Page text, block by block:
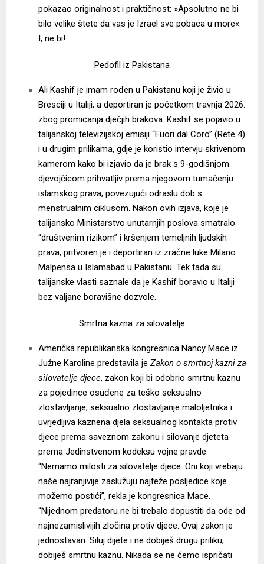
pokazao originalnost i praktičnost: »Apsolutno ne bi
bilo velike štete da vas je Izrael sve pobaca u more«.
I, ne bi!
Pedofil iz Pakistana
Ali Kashif je imam rođen u Pakistanu koji je živio u
Bresciji u Italiji, a deportiran je početkom travnja 2026.
zbog promicanja dječjih brakova. Kashif se pojavio u
talijanskoj televizijskoj emisiji “Fuori dal Coro” (Rete 4)
i u drugim prilikama, gdje je koristio intervju skrivenom
kamerom kako bi izjavio da je brak s 9-godišnjom
djevojčicom prihvatljiv prema njegovom tumačenju
islamskog prava, povezujući odraslu dob s
menstrualnim ciklusom. Nakon ovih izjava, koje je
talijansko Ministarstvo unutarnjih poslova smatralo
“društvenim rizikom” i kršenjem temeljnih ljudskih
prava, pritvoren je i deportiran iz zračne luke Milano
Malpensa u Islamabad u Pakistanu. Tek tada su
talijanske vlasti saznale da je Kashif boravio u Italiji
bez valjane boravišne dozvole.
Smrtna kazna za silovatelje
Američka republikanska kongresnica Nancy Mace iz
Južne Karoline predstavila je Zakon o smrtnoj kazni za
silovatelje djece, zakon koji bi odobrio smrtnu kaznu
za pojedince osuđene za teško seksualno
zlostavljanje, seksualno zlostavljanje maloljetnika i
uvrjedljiva kaznena djela seksualnog kontakta protiv
djece prema saveznom zakonu i silovanje djeteta
prema Jedinstvenom kodeksu vojne pravde.
“Nemamo milosti za silovatelje djece. Oni koji vrebaju
naše najranjivije zaslužuju najteže posljedice koje
možemo postići”, rekla je kongresnica Mace.
“Nijednom predatoru ne bi trebalo dopustiti da ode od
najnezamislivijih zločina protiv djece. Ovaj zakon je
jednostavan. Siluj dijete i ne dobiješ drugu priliku,
dobiješ smrtnu kaznu. Nikada se ne ćemo ispričati